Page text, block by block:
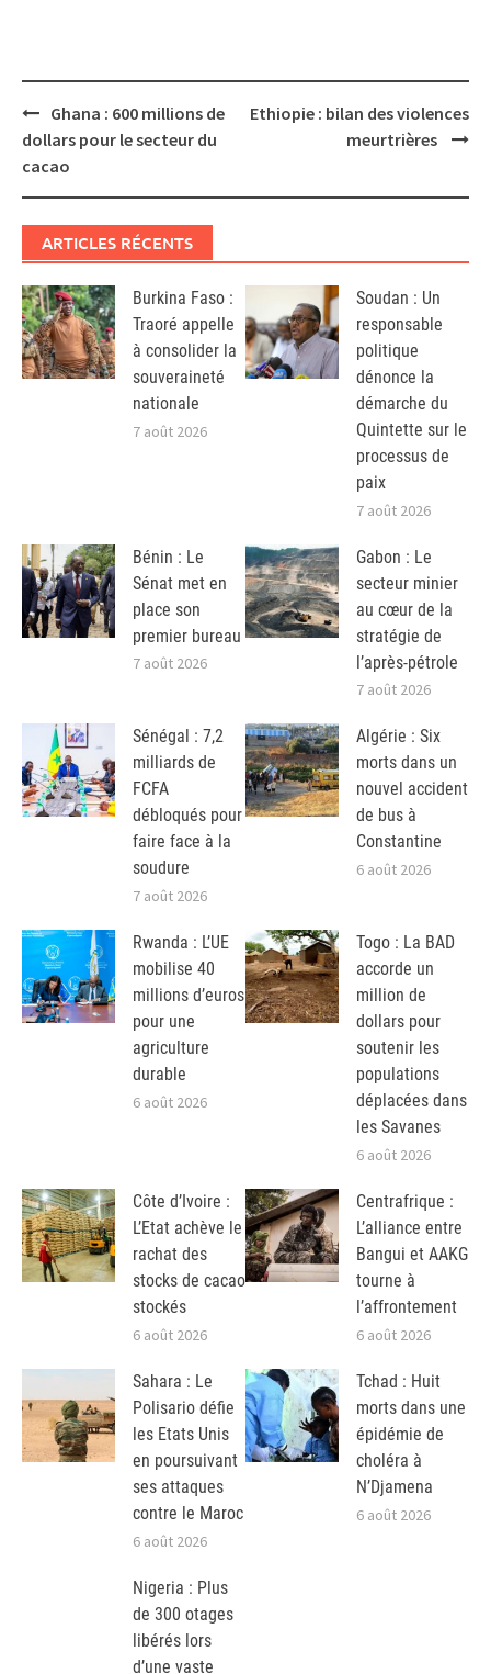
Post
navigation
Ghana : 600 millions de
dollars pour le secteur du
cacao
Ethiopie : bilan des violences
meurtrières
ARTICLES RÉCENTS
Burkina Faso :
Traoré appelle
à consolider la
souveraineté
nationale
7 août 2026
Soudan : Un
responsable
politique
dénonce la
démarche du
Quintette sur le
processus de
paix
7 août 2026
Bénin : Le
Sénat met en
place son
premier bureau
7 août 2026
Gabon : Le
secteur minier
au cœur de la
stratégie de
l’après-pétrole
7 août 2026
Sénégal : 7,2
milliards de
FCFA
débloqués pour
faire face à la
soudure
7 août 2026
Algérie : Six
morts dans un
nouvel accident
de bus à
Constantine
6 août 2026
Rwanda : L’UE
mobilise 40
millions d’euros
pour une
agriculture
durable
6 août 2026
Togo : La BAD
accorde un
million de
dollars pour
soutenir les
populations
déplacées dans
les Savanes
6 août 2026
Côte d’Ivoire :
L’Etat achève le
rachat des
stocks de cacao
stockés
6 août 2026
Centrafrique :
L’alliance entre
Bangui et AAKG
tourne à
l’affrontement
6 août 2026
Sahara : Le
Polisario défie
les Etats Unis
en poursuivant
ses attaques
contre le Maroc
6 août 2026
Tchad : Huit
morts dans une
épidémie de
choléra à
N’Djamena
6 août 2026
Nigeria : Plus
de 300 otages
libérés lors
d’une vaste